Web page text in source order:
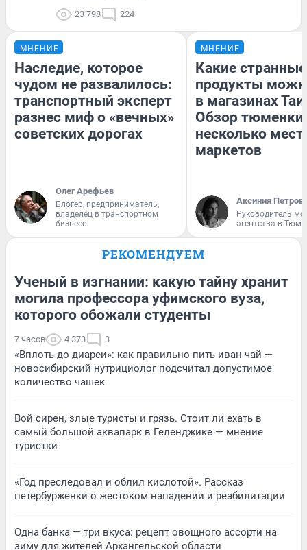
23 798 224
МНЕНИЕ
Наследие, которое
чудом не развалилось:
транспортный эксперт
разнес миф о «вечных»
советских дорогах
Олег Арефьев
Блогер, предприниматель,
владелец в транспортном
бизнесе
МНЕНИЕ
Какие странные
продукты
в магазинах
Обзор тюменки
несколько
маркетов
Аксиния
Руководитель
агентства в
РЕКОМЕНДУЕМ
Ученый в изгнании: какую тайну хранит
могила профессора уфимского вуза,
которого обожали студенты
7 часов 4 373 3
«Вплоть до диареи»: как правильно пить иван-чай —
новосибирский нутрициолог подсчитал допустимое
количество чашек
Вой сирен, злые туристы и грязь. Стоит ли ехать в
самый большой аквапарк в Геленджике — мнение
туристки
«Год преследовал и облил кислотой». Рассказ
петербурженки о жестоком нападении и реабилитации
Одна банка — три вкуса: рецепт овощного ассорти на
зиму для жителей Архангельской области